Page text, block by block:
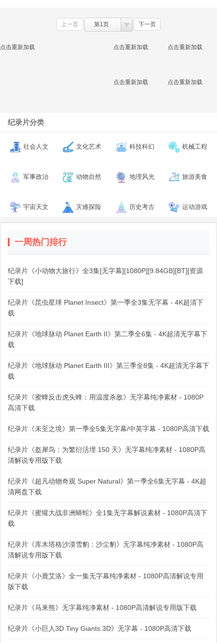
上一页 第1页 下一页
点击重新加载 点击重新加载 点击重新加载
点击重新加载 点击重新加载
纪录片分类
社会人文 文化艺术 科技科幻 机械工程
军事政治 动物自然 地理风光 旅游美食
宇宙天文 灾难探险 历史考古 运动游戏
一周热门排行
纪录片《小动物大旅行》全3集[无字幕][1080P][9.84GB][BT][资源
下载]
纪录片《昆虫星球 Planet Insect》第一季全3集无字幕 - 4K超清下
载
纪录片《地球脉动 Planet Earth II》第二季全6集 - 4K超清无字幕下
载
纪录片《地球脉动 Planet Earth III》第三季全8集 - 4K超清无字幕下
载
纪录片《蜜蜂反击虎头蜂：用温度杀敌》无字幕纯净素材 - 1080P
高清下载
纪录片《未至之境》第一季全5集无字幕/中英字幕 - 1080P高清下载
纪录片《盔犀鸟：为繁衍活埋 150 天》无字幕纯净素材 - 1080P高
清解说专用版下载
纪录片《超凡动物奇观 Super Natural》第一季全6集无字幕 - 4K超
清网盘下载
纪录片《蜜獾大战非洲蟒蛇》全1集无字幕解说素材 - 1080P高清下
载
纪录片《库木塔格沙漠雪豹：沙尘豹》无字幕纯净素材 - 1080P高
清解说专用版下载
纪录片《小鹿艾洛》全一集无字幕纯净素材 - 1080P高清解说专用
版下载
纪录片《马来熊》无字幕纯净素材 - 1080P高清解说专用版下载
纪录片《小巨人3D Tiny Giants 3D》无字幕 - 1080P高清下载